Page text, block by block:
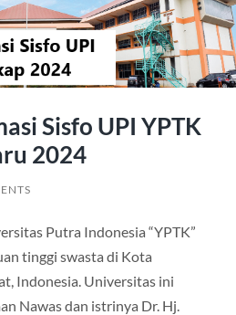
Sisfo UPI YPTK
2024
Putra Indonesia “YPTK”
tinggi swasta di Kota
Indonesia. Universitas ini
Nawas dan istrinya Dr. Hj.